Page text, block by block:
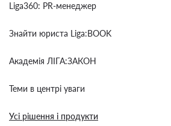
Liga360: PR-менеджер
Знайти юриста Liga:BOOK
Академія ЛІГА:ЗАКОН
Теми в центрі уваги
Усі рішення і продукти